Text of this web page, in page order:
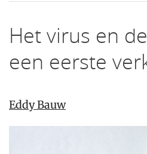
Het virus en
een eerste
Eddy Bauw